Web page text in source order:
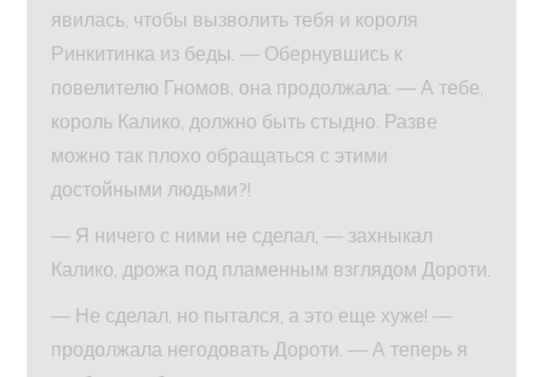
явилась, чтобы вызволить тебя и короля
Ринкитинка из беды. — Обернувшись к
повелителю Гномов, она продолжала: — А тебе,
король Калико, должно быть стыдно. Разве
можно так плохо обращаться с этими
достойными людьми?!
— Я ничего с ними не сделал, — захныкал
Калико, дрожа под пламенным взглядом Дороти.
— Не сделал, но пытался, а это еще хуже! —
продолжала негодовать Дороти. — А теперь я